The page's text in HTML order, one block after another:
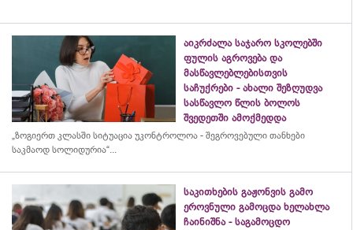
აიკრძალა საჯარო სკოლებში
ფულის აგროვება და
მასწავლებლებისთვის
საჩუქრები - ახალი შეზღუდვა
სასწავლო წლის ბოლოს
შვედეთში ამოქმედდა
„ზოგიერთ კლასში სიტუაცია უკონტროლოა - შეგროვებული თანხები
საკმაოდ სოლიდურია“...
საკითხების გაჟონვის გამო
ეროვნული გამოცდა ხელახლა
ჩაინიშნა - საგამოცდო